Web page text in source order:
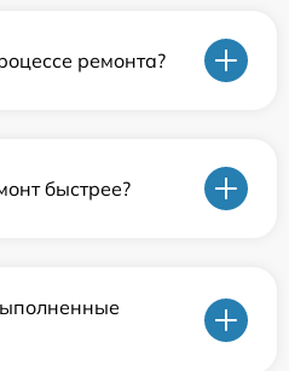
ремонта?
быстрее?